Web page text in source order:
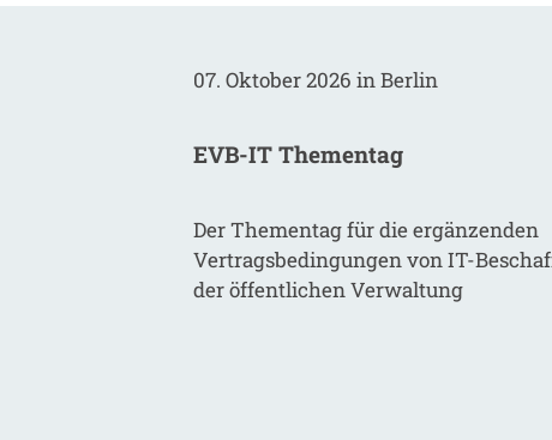
07. Oktober 2026 in Berlin
EVB-IT Thementag
Der Thementag für die ergänzenden
Vertragsbedingungen von IT-
der öffentlichen Verwaltung